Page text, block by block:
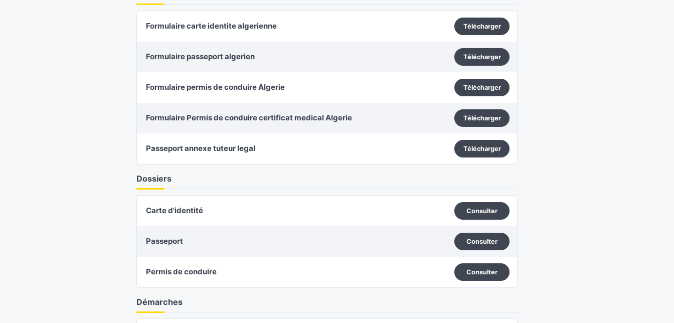
Formulaire carte identite algerienne Télécharger
Formulaire passeport algerien Télécharger
Formulaire permis de conduire Algerie Télécharger
Formulaire Permis de conduire certificat medical Algerie Télécharger
Passeport annexe tuteur legal Télécharger
Dossiers
Carte d'identité Consulter
Passeport Consulter
Permis de conduire Consulter
Démarches